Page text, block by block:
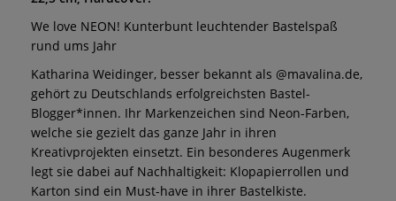
We love NEON! Kunterbunt leuchtender Bastelspaß
rund ums Jahr
Katharina Weidinger, besser bekannt als @mavalina.de,
gehört zu Deutschlands erfolgreichsten Bastel-
Blogger*innen. Ihr Markenzeichen sind Neon-Farben,
welche sie gezielt das ganze Jahr in ihren
Kreativprojekten einsetzt. Ein besonderes Augenmerk
legt sie dabei auf Nachhaltigkeit: Klopapierrollen und
Karton sind ein Must-have in ihrer Bastelkiste.